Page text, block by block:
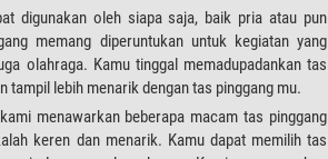
digunakan oleh siapa saja, baik pria atau pun
memang diperuntukan untuk kegiatan yang
olahraga. Kamu tinggal memadupadankan tas
tampil lebih menarik dengan tas pinggang mu.
menawarkan beberapa macam tas pinggang
keren dan menarik. Kamu dapat memilih tas